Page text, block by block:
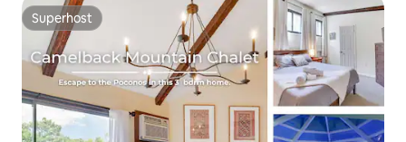
Superhost
Superhost